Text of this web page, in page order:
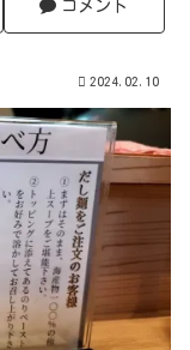
コメント
2024.02.10